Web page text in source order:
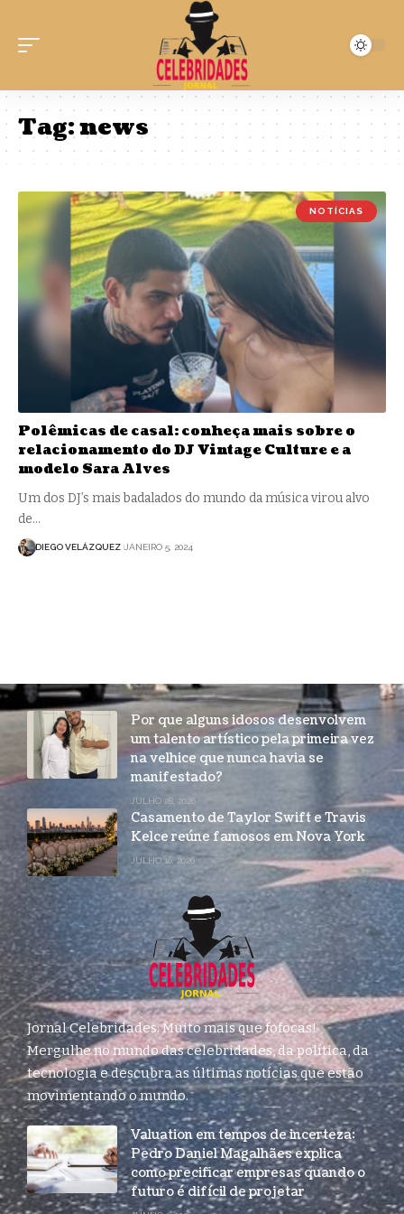
Tag:news
NOTÍCIAS
Polêmicas de casal: conheça mais sobre o
relacionamento do DJ Vintage Culture e a
modelo Sara Alves
Um dos DJ’s mais badalados do mundo da música virou alvo
de…
DIEGO VELÁZQUEZ JANEIRO 5, 2024
Por que alguns idosos desenvolvem
um talento artístico pela primeira vez
na velhice que nunca havia se
manifestado?
JULHO 28, 2026
Casamento de Taylor Swift e Travis
Kelce reúne famosos em Nova York
JULHO 16, 2026
Jornal Celebridades: Muito mais que fofocas!
Mergulhe no mundo das celebridades, da política, da
tecnologia e descubra as últimas notícias que estão
movimentando o mundo.
Valuation em tempos de incerteza:
Pedro Daniel Magalhães explica
como precificar empresas quando o
futuro é difícil de projetar